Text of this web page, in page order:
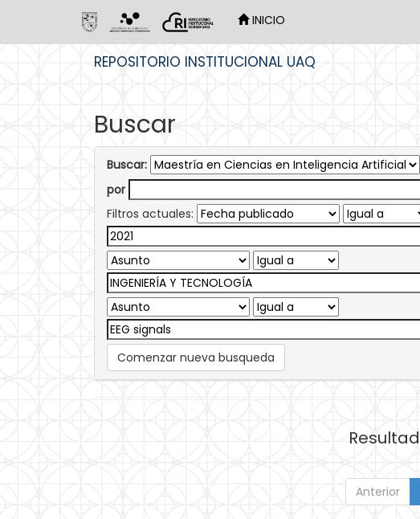
INICIO
REPOSITORIO INSTITUCIONAL UAQ
Buscar
Buscar:
por
Filtros actuales:
Comenzar nueva busqueda
Anterior